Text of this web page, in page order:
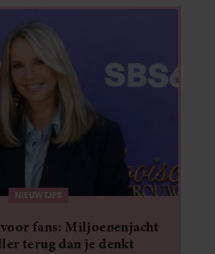
NIEUWTJES
fans: Miljoenenjacht
terug dan je denkt